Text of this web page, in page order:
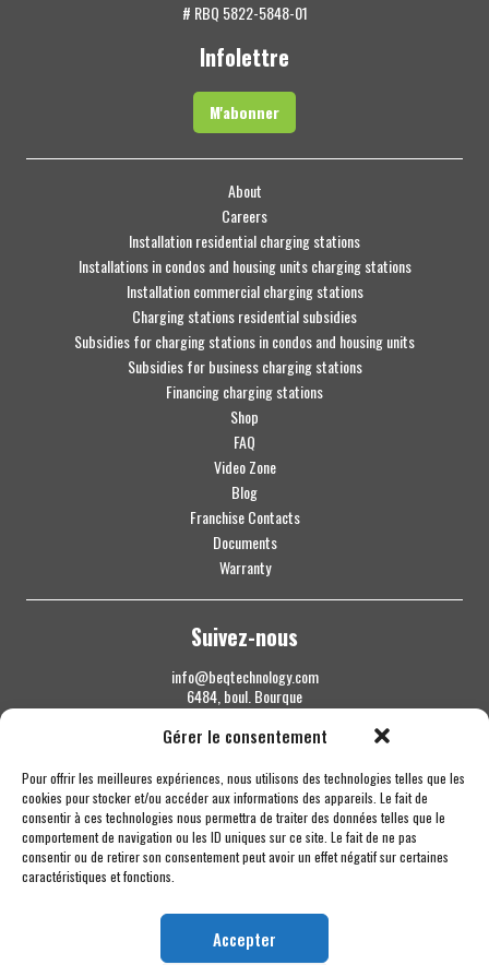
Gérer le consentement
Pour offrir les meilleures expériences, nous utilisons des technologies telles que les
cookies pour stocker et/ou accéder aux informations des appareils. Le fait de
consentir à ces technologies nous permettra de traiter des données telles que le
comportement de navigation ou les ID uniques sur ce site. Le fait de ne pas
consentir ou de retirer son consentement peut avoir un effet négatif sur certaines
caractéristiques et fonctions.
Accepter
# RBQ 5822-5848-01
Infolettre
M'abonner
About
Careers
Installation residential charging stations
Installations in condos and housing units charging stations
Installation commercial charging stations
Charging stations residential subsidies
Subsidies for charging stations in condos and housing units
Subsidies for business charging stations
Financing charging stations
Shop
FAQ
Video Zone
Blog
Franchise Contacts
Documents
Warranty
Suivez-nous
info@beqtechnology.com
6484, boul. Bourque
Sherbrooke QC J1N 1H3
1 844 427-7800